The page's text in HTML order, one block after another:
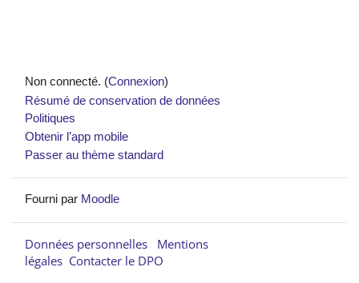
Non connecté. (Connexion)
Résumé de conservation de données
Politiques
Obtenir l’app mobile
Passer au thème standard
Fourni par Moodle
Données personnelles
Mentions
légales Contacter le DPO